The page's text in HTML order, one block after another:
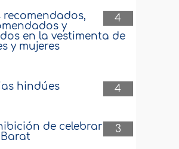
4
recomendados,
y
en la vestimenta de
y mujeres
4
hindúes
3
de celebrar